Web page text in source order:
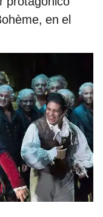
en el